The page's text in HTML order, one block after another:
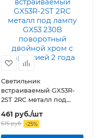
Светильник
встраиваемый GX53R-
2ST 2RC металл под
лампу GX53 230В
поворотный двойной
хром
461руб./шт
615руб. -25%